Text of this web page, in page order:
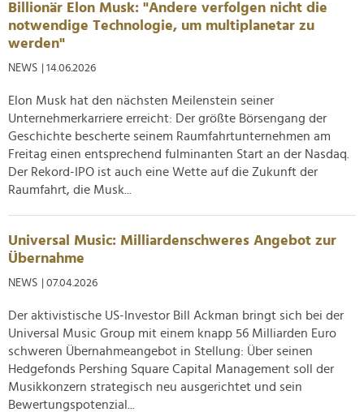
Billionär Elon Musk: "Andere verfolgen nicht die
notwendige Technologie, um multiplanetar zu
werden"
NEWS | 14.06.2026
Elon Musk hat den nächsten Meilenstein seiner
Unternehmerkarriere erreicht: Der größte Börsengang der
Geschichte bescherte seinem Raumfahrtunternehmen am
Freitag einen entsprechend fulminanten Start an der Nasdaq.
Der Rekord-IPO ist auch eine Wette auf die Zukunft der
Raumfahrt, die Musk...
Universal Music: Milliardenschweres Angebot zur
Übernahme
NEWS | 07.04.2026
Der aktivistische US-Investor Bill Ackman bringt sich bei der
Universal Music Group mit einem knapp 56 Milliarden Euro
schweren Übernahmeangebot in Stellung: Über seinen
Hedgefonds Pershing Square Capital Management soll der
Musikkonzern strategisch neu ausgerichtet und sein
Bewertungspotenzial...